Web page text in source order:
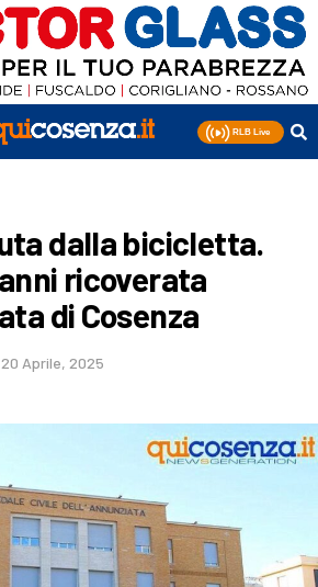
dalla bicicletta.
ricoverata
di Cosenza
20 Aprile, 2025